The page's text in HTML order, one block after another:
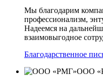
Мы благодарим
профессионализм,
Надеемся на
взаимовыгодное
Благодарственное
ООО